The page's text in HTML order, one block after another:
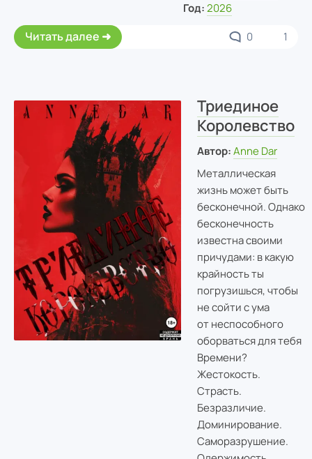
Год: 2026
Читать далее 0 1
Триединое
Королевство
Автор: Anne Dar
Металлическая
жизнь может быть
бесконечной. Однако
бесконечность
известна своими
причудами: в какую
крайность ты
погрузишься, чтобы
не сойти с ума
от неспособного
оборваться для тебя
Времени?
Жестокость.
Страсть.
Безразличие.
Доминирование.
Саморазрушение.